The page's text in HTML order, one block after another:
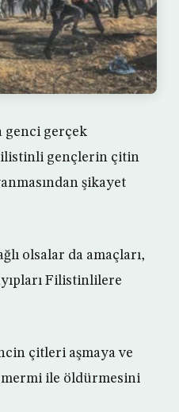
genci gerçek
gençlerin çitin
şikayet
olsalar da amaçları,
Filistinlilere
çitleri aşmaya ve
mermi ile öldürmesini